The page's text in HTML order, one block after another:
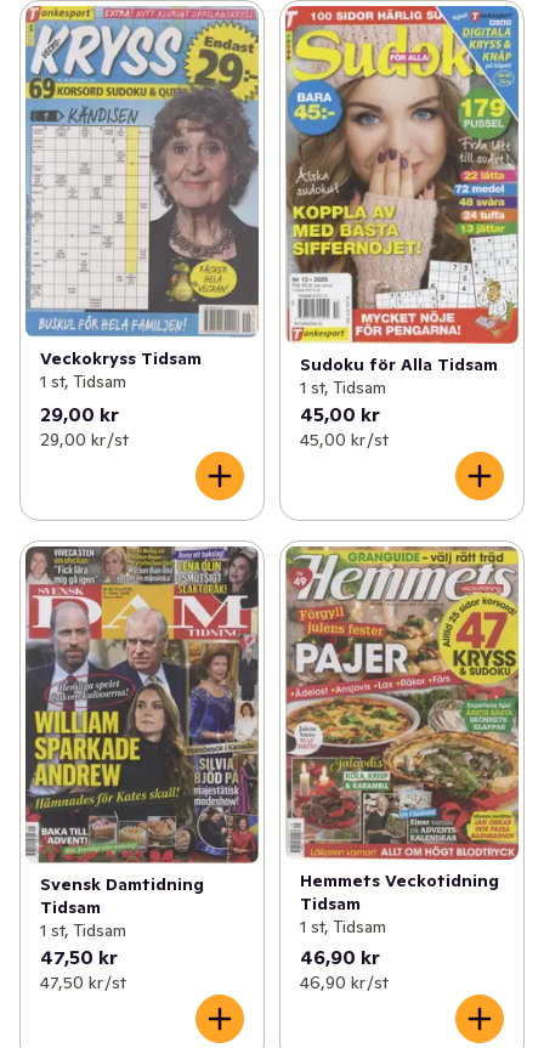
Veckokryss Tidsam
1 st, Tidsam
29,00 kr
29,00 kr /st
Sudoku för Alla Tidsam
1 st, Tidsam
45,00 kr
45,00 kr /st
Svensk Damtidning
Tidsam
1 st, Tidsam
47,50 kr
47,50 kr /st
Hemmets Veckotidning
Tidsam
1 st, Tidsam
46,90 kr
46,90 kr /st